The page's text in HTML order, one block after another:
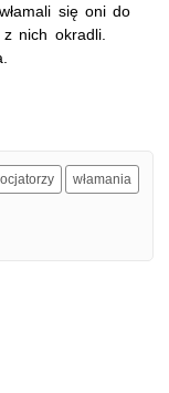
się oni do
nich okradli.
włamania